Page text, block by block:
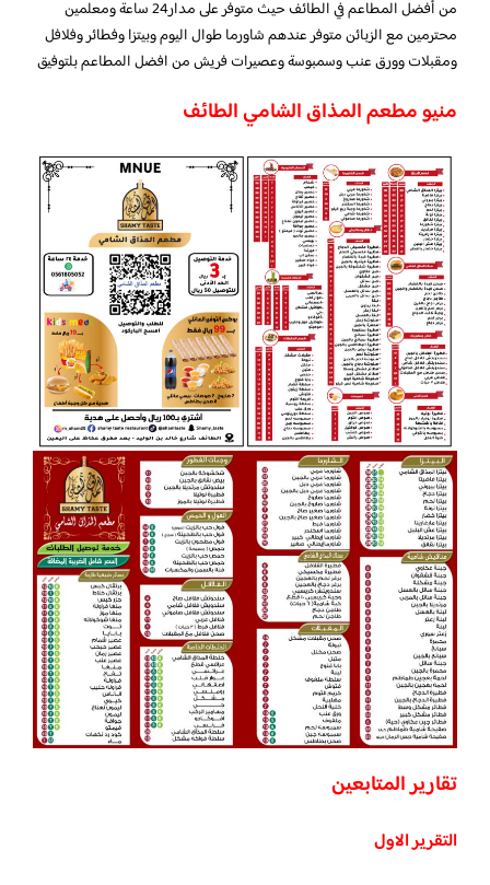
من أفضل المطاعم في الطائف حيث متوفر على مدار24 ساعة ومعلمين
محترمين مع الزبائن متوفر عندهم شاورما طوال اليوم وبيتزا وفطائر وفلافل
ومقبلات وورق عنب وسمبوسة وعصيرات فريش من افضل المطاعم بلتوفيق
منيو مطعم المذاق الشامي الطائف
تقارير المتابعين
التقرير الاول